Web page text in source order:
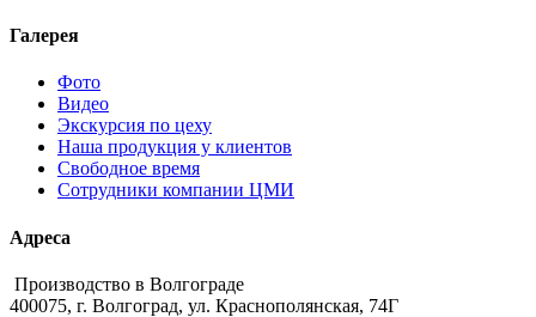
Галерея
Фото
Видео
Экскурсия по цеху
Наша продукция у клиентов
Свободное время
Сотрудники компании ЦМИ
Адреса
Производство в Волгограде
400075, г. Волгоград, ул. Краснополянская, 74Г